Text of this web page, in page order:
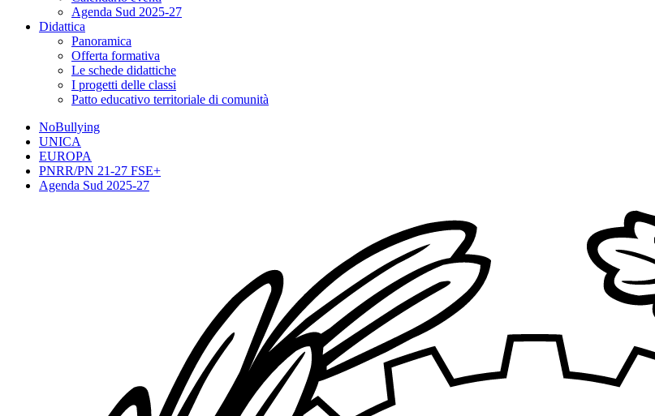
Agenda Sud 2025-27
Didattica
Panoramica
Offerta formativa
Le schede didattiche
I progetti delle classi
Patto educativo territoriale di comunità
NoBullying
UNICA
EUROPA
PNRR/PN 21-27 FSE+
Agenda Sud 2025-27